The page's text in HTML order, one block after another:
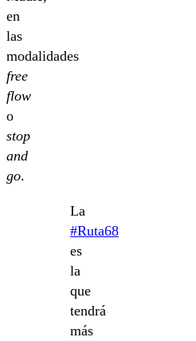
en
las
modalidades
free
flow
o
stop
and
go.
La
#Ruta68
es
la
que
tendrá
más